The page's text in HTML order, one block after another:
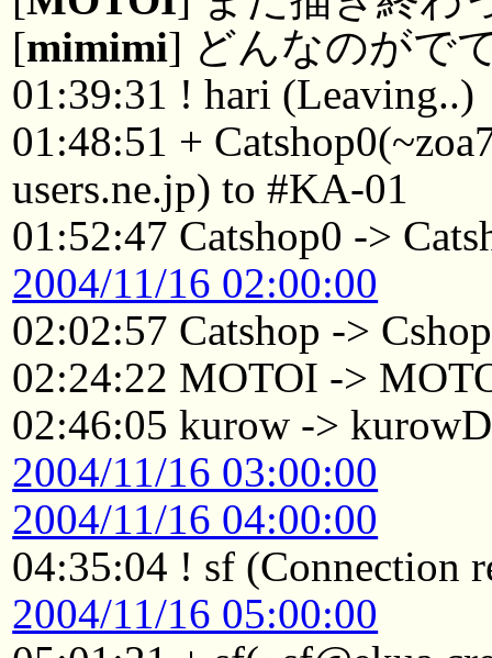
[mimimi] どんなのがで
01:39:31 ! hari (Leaving..)
01:48:51 +
users.ne.jp) to #KA-01
01:52:47 Catshop0 ->
2004/11/16 02:00:00
02:02:57 Catshop ->
02:24:22 MOTOI ->
02:46:05 kurow ->
2004/11/16 03:00:00
2004/11/16 04:00:00
04:35:04 ! sf (Connection
2004/11/16 05:00:00